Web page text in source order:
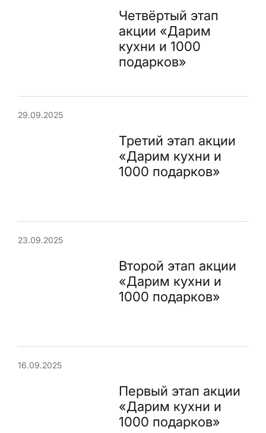
Четвёртый этап
акции «Дарим
кухни и 1000
подарков»
29.09.2025
Третий этап акции
«Дарим кухни и
1000 подарков»
23.09.2025
Второй этап акции
«Дарим кухни и
1000 подарков»
16.09.2025
Первый этап акции
«Дарим кухни и
1000 подарков»